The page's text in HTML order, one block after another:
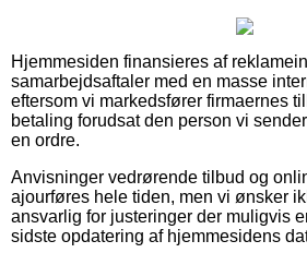
Hjemmesiden finansieres af
samarbejdsaftaler med en masse
eftersom vi markedsfører firmaernes
betaling forudsat den person vi
en ordre.
Anvisninger vedrørende tilbud og
ajourføres hele tiden, men vi ønsker
ansvarlig for justeringer der muligvis
sidste opdatering af hjemmesidens